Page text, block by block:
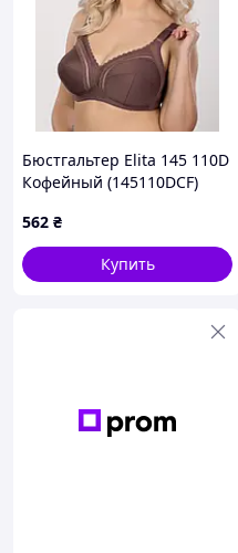
Бюстгальтер Elita 145 110D
Кофейный (145110DCF)
562 ₴
Купить